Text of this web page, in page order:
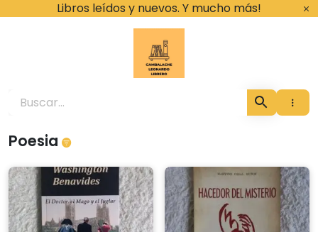
Libros leídos y nuevos. Y mucho más!
Cambalache
Poesia